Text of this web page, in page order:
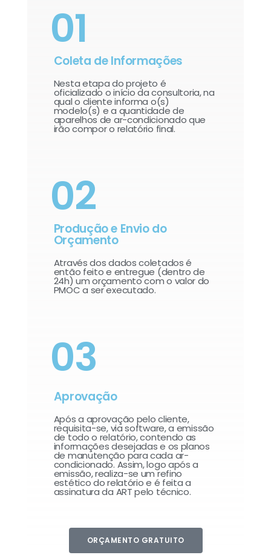
01
Coleta de Informações
Nesta etapa do projeto é
oficializado o início da consultoria, na
qual o cliente informa o(s)
modelo(s) e a quantidade de
aparelhos de ar-condicionado que
irão compor o relatório final.​
02
Produção e Envio do
Orçamento
Através dos dados coletados é
então feito e entregue (dentro de
24h) um orçamento com o valor do
PMOC a ser executado.
03
Aprovação
Após a aprovação pelo cliente,
requisita-se, via software, a emissão
de todo o relatório, contendo as
informações desejadas e os planos
de manutenção para cada ar-
condicionado. Assim, logo após a
emissão, realiza-se um refino
estético do relatório e é feita a
assinatura da ART pelo técnico.
ORÇAMENTO GRATUITO